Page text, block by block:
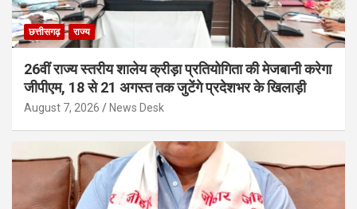
छत्तीसगढ़ राज्य
26वीं राज्य स्तरीय शालेय क्रीड़ा प्रतियोगिता की मेजबानी करेगा
जीपीएम, 18 से 21 अगस्त तक जुटेंगे प्रदेशभर के खिलाड़ी
August 7, 2026 News Desk